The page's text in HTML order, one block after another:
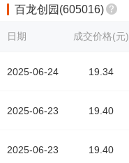
百龙创园(605016)
日期
2025-06-24
2025-06-23
2025-06-23
成交价格(元)
19.34
19.40
19.40